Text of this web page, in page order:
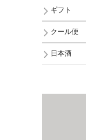
ギフト
クール便
日本酒